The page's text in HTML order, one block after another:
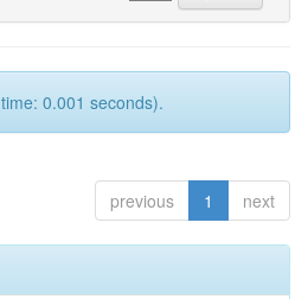
0.001 seconds).
previous 1 next